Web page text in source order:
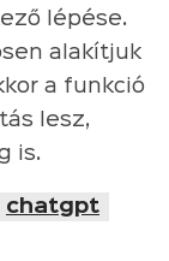
lépése.
alakítjuk
a funkció
lesz,
is.
chatgpt